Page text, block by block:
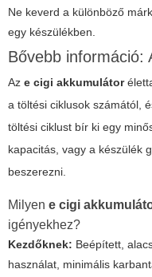
Ne keverd a különböző
egy készülékben.
Bővebb információ:
Az e cigi akkumulátor
a töltési ciklusok számától,
töltési ciklust bír ki egy
kapacitás, vagy a készülék
beszerezni.
Milyen e cigi
igényekhez?
Kezdőknek: Beépített,
használat, minimális